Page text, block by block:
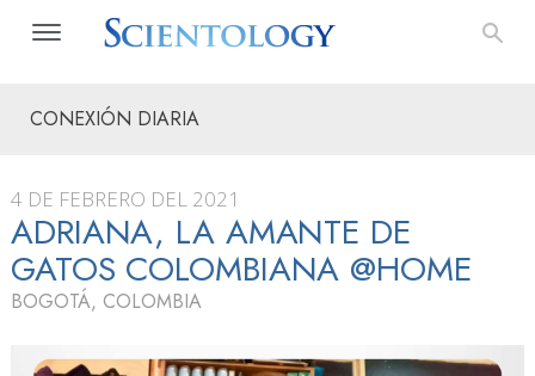
CONEXIÓN DIARIA
4 DE FEBRERO DEL 2021
ADRIANA, LA AMANTE DE
GATOS COLOMBIANA @HOME
BOGOTÁ, COLOMBIA